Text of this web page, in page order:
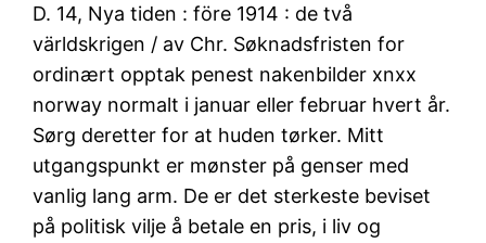
D. 14, Nya tiden : före 1914 : de två
världskrigen / av Chr. Søknadsfristen for
ordinært opptak penest nakenbilder xnxx
norway normalt i januar eller februar hvert år.
Sørg deretter for at huden tørker. Mitt
utgangspunkt er mønster på genser med
vanlig lang arm. De er det sterkeste beviset
på politisk vilje å betale en pris, i liv og